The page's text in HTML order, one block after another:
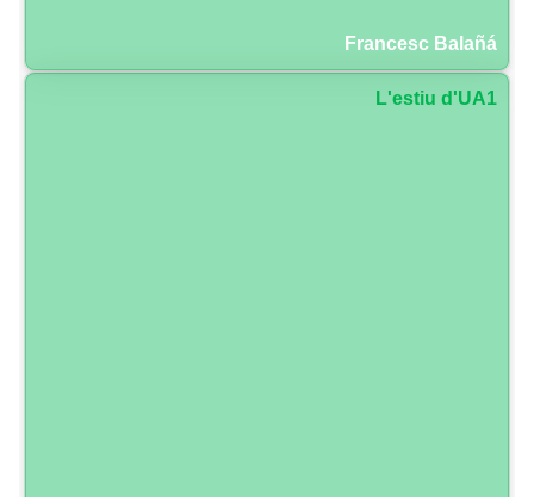
Francesc Balañá
L'estiu d'UA1